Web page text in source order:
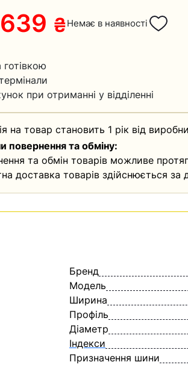
₴Немає в наявності
готівкою
при отриманні у відділенні
на товар становить 1 рік від
повернення та обміну:
та обмін товарів можливе
доставка товарів здійснюється за
Бренд
Модель
Ширина
Профіль
Діаметр
Індекси
Призначення шини